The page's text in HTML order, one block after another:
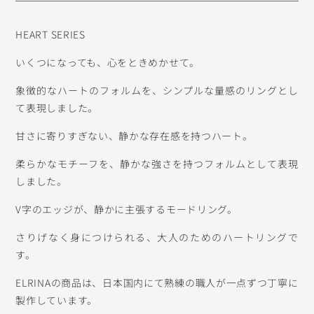
HEART SERIES
いくつになっても、心をときめかせて。
象徴的なハートのフォルムを、シンプルな量感のリングとし
て表現しました。
甘さに寄りすぎない、静かな存在感を持つハート。
柔らかなモチーフを、静かな強さを持つフォルムとして表現
しました。
V字のエッジが、静かに主張するモードリング。
さりげなく身につけられる、大人のためのハートリングで
す。
ELRINAの商品は、日本国内にて熟練の職人が一点ずつ丁寧に
製作しています。